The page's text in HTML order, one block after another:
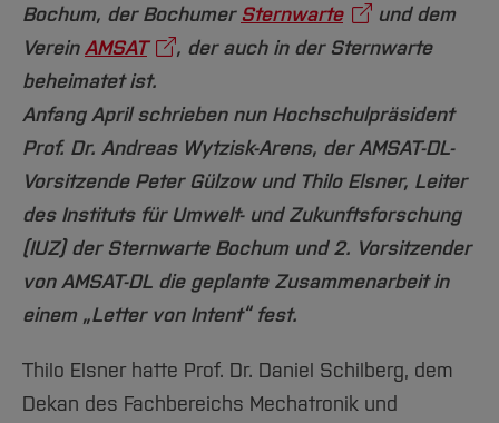
Bochum, der Bochumer Sternwarte
und dem
VereinAMSAT
, der auch in der Sternwarte
beheimatet ist.
Anfang April schrieben nun Hochschulpräsident
Prof. Dr. Andreas Wytzisk-Arens, der AMSAT-DL-
Vorsitzende Peter Gülzow und Thilo Elsner, Leiter
des Instituts für Umwelt- und Zukunftsforschung
(IUZ) der Sternwarte Bochum und 2. Vorsitzender
von AMSAT-DL die geplante Zusammenarbeit in
einem „Letter von Intent“ fest.
Thilo Elsner hatte Prof. Dr. Daniel Schilberg, dem
Dekan des Fachbereichs Mechatronik und